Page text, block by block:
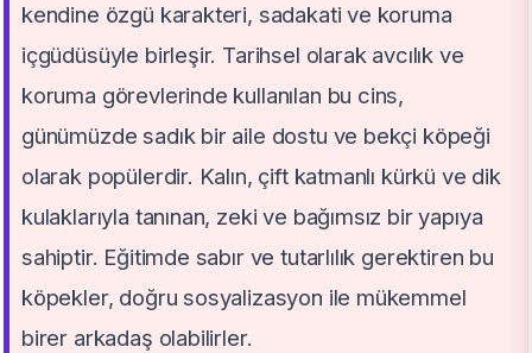
kendine özgü karakteri, sadakati ve koruma
içgüdüsüyle birleşir. Tarihsel olarak avcılık ve
koruma görevlerinde kullanılan bu cins,
günümüzde sadık bir aile dostu ve bekçi köpeği
olarak popülerdir. Kalın, çift katmanlı kürkü ve dik
kulaklarıyla tanınan, zeki ve bağımsız bir yapıya
sahiptir. Eğitimde sabır ve tutarlılık gerektiren bu
köpekler, doğru sosyalizasyon ile mükemmel
birer arkadaş olabilirler.